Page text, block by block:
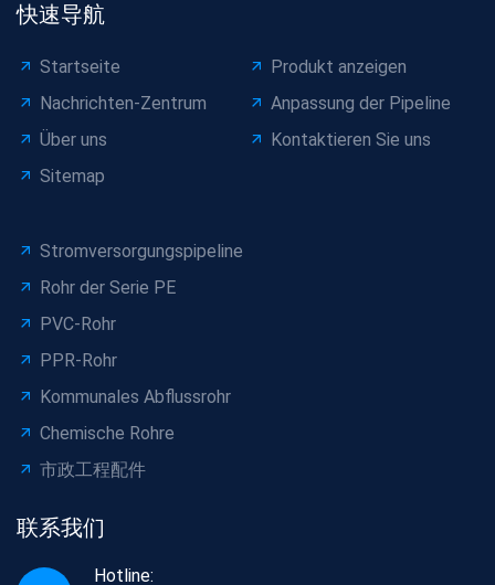
快速导航
Startseite
Produkt anzeigen
Nachrichten-Zentrum
Anpassung der Pipeline
Über uns
Kontaktieren Sie uns
Sitemap
Stromversorgungspipeline
Rohr der Serie PE
PVC-Rohr
PPR-Rohr
Kommunales Abflussrohr
Chemische Rohre
市政工程配件
联系我们
Hotline: